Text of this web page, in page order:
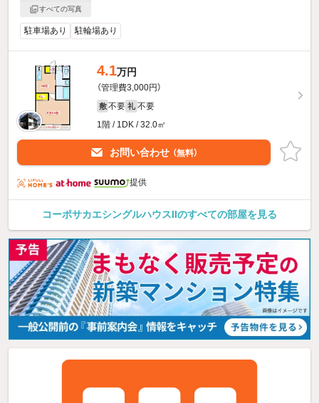
すべての写真
駐車場あり 駐輪場あり
4.1万円
（管理費3,000円）
敷 不要 礼 不要
1階 / 1DK / 32.0㎡
お問い合わせ （無料）
提供
コーポサカエシングルハウスIIのすべての部屋を見る